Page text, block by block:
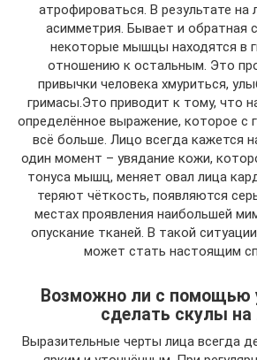
атрофироваться. В результате на
асимметрия. Бывает и обратная
некоторые мышцы находятся в
отношению к остальным. Это
привычки человека хмуриться,
гримасы.Это приводит к тому, что
определённое выражение, которое с
всё больше. Лицо всегда кажется
один момент – увядание кожи,
тонуса мышц, меняет овал лица
теряют чёткость, появляются
местах проявления наибольшей
опускание тканей. В такой
может стать настоящим
Возможно ли с помощью
сделать скулы на
Выразительные черты лица всегда